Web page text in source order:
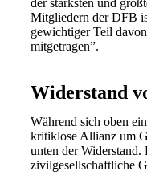
der stärksten und
Mitgliedern der DFB
gewichtiger Teil
mitgetragen”.
Widerstand
Während sich oben
kritiklose Allianz um
unten der
zivilgesellschaftliche